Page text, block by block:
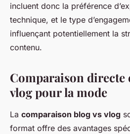
incluent donc la préférence
technique, et le type
influençant potentiellement la
contenu.
Comparaison directe
vlog pour la mode
La comparaison blog vs vlog
format offre des avantages